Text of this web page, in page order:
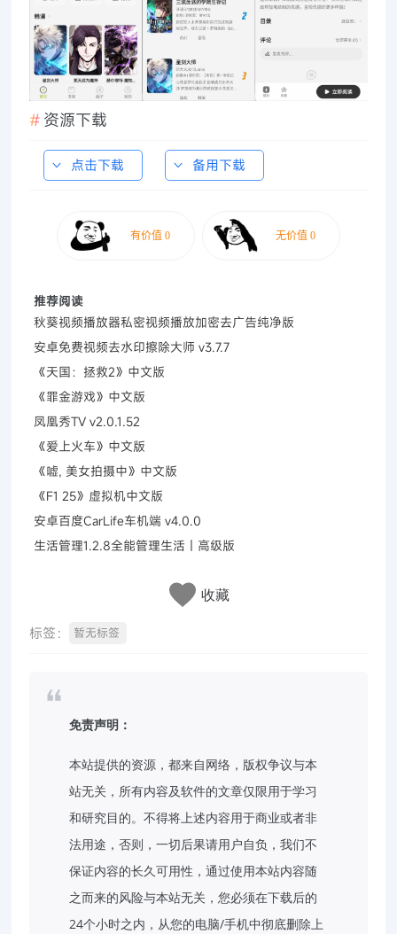
资源下载
点击下载 备用下载
推荐阅读
秋葵视频播放器私密视频播放加密去广告纯净版
安卓免费视频去水印擦除大师 v3.7.7
《天国：拯救2》中文版
《罪金游戏》中文版
凤凰秀TV v2.0.1.52
《爱上火车》中文版
《嘘, 美女拍摄中》中文版
《F1 25》虚拟机中文版
安卓百度CarLife车机端 v4.0.0
生活管理1.2.8全能管理生活｜高级版
收藏
标签： 暂无标签
免责声明：
本站提供的资源，都来自网络，版权争议与本
站无关，所有内容及软件的文章仅限用于学习
和研究目的。不得将上述内容用于商业或者非
法用途，否则，一切后果请用户自负，我们不
保证内容的长久可用性，通过使用本站内容随
之而来的风险与本站无关，您必须在下载后的
24个小时之内，从您的电脑/手机中彻底删除上